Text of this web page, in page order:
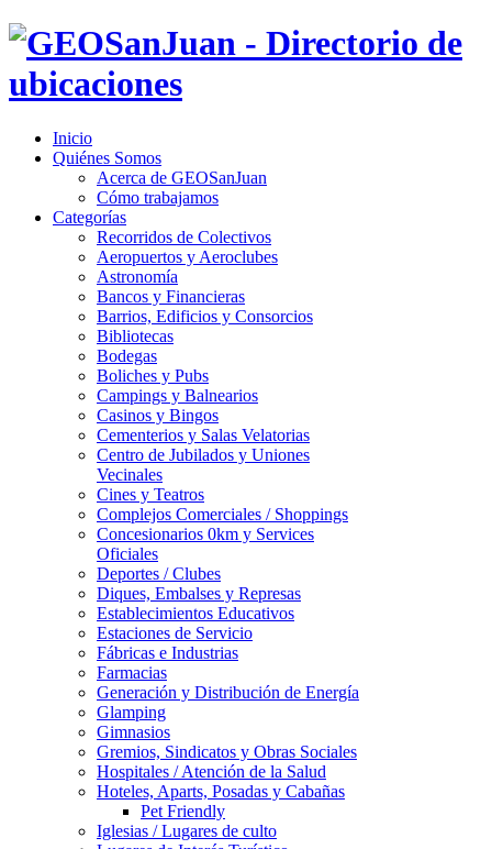
Inicio
Quiénes Somos
Acerca de GEOSanJuan
Cómo trabajamos
Categorías
Recorridos de Colectivos
Aeropuertos y Aeroclubes
Astronomía
Bancos y Financieras
Barrios, Edificios y Consorcios
Bibliotecas
Bodegas
Boliches y Pubs
Campings y Balnearios
Casinos y Bingos
Cementerios y Salas Velatorias
Centro de Jubilados y Uniones
Vecinales
Cines y Teatros
Complejos Comerciales / Shoppings
Concesionarios 0km y Services
Oficiales
Deportes / Clubes
Diques, Embalses y Represas
Establecimientos Educativos
Estaciones de Servicio
Fábricas e Industrias
Farmacias
Generación y Distribución de Energía
Glamping
Gimnasios
Gremios, Sindicatos y Obras Sociales
Hospitales / Atención de la Salud
Hoteles, Aparts, Posadas y Cabañas
Pet Friendly
Iglesias / Lugares de culto